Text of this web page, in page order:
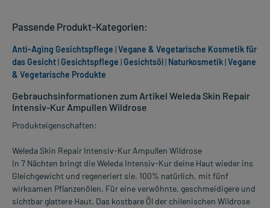
Gebrauchsinformationen zum Artikel Weleda Skin Repair
Intensiv-Kur Ampullen Wildrose
Produkteigenschaften:
Weleda Skin Repair Intensiv-Kur Ampullen Wildrose
In 7 Nächten bringt die Weleda Intensiv-Kur deine Haut wieder ins
Gleichgewicht und regeneriert sie. 100% natürlich, mit fünf
wirksamen Pflanzenölen. Für eine verwöhnte, geschmeidigere und
sichtbar glattere Haut. Das kostbare Öl der chilenischen Wildrose
Passende Produkt-Kategorien:
Anti-Aging Gesichtspflege |Vegane & Vegetarische Kosmetik für
das Gesicht|Gesichtspflege |Gesichtsöl| Naturkosmetik|Vegane
& Vegetarische Produkte